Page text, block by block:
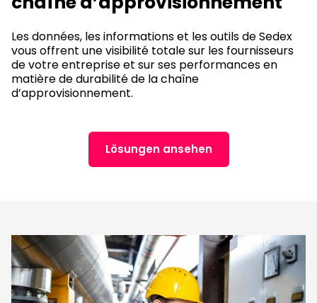
Les données, les informations et les outils de Sedex
vous offrent une visibilité totale sur les fournisseurs
de votre entreprise et sur ses performances en
matière de durabilité de la chaîne
d’approvisionnement.
Lösungen ansehen